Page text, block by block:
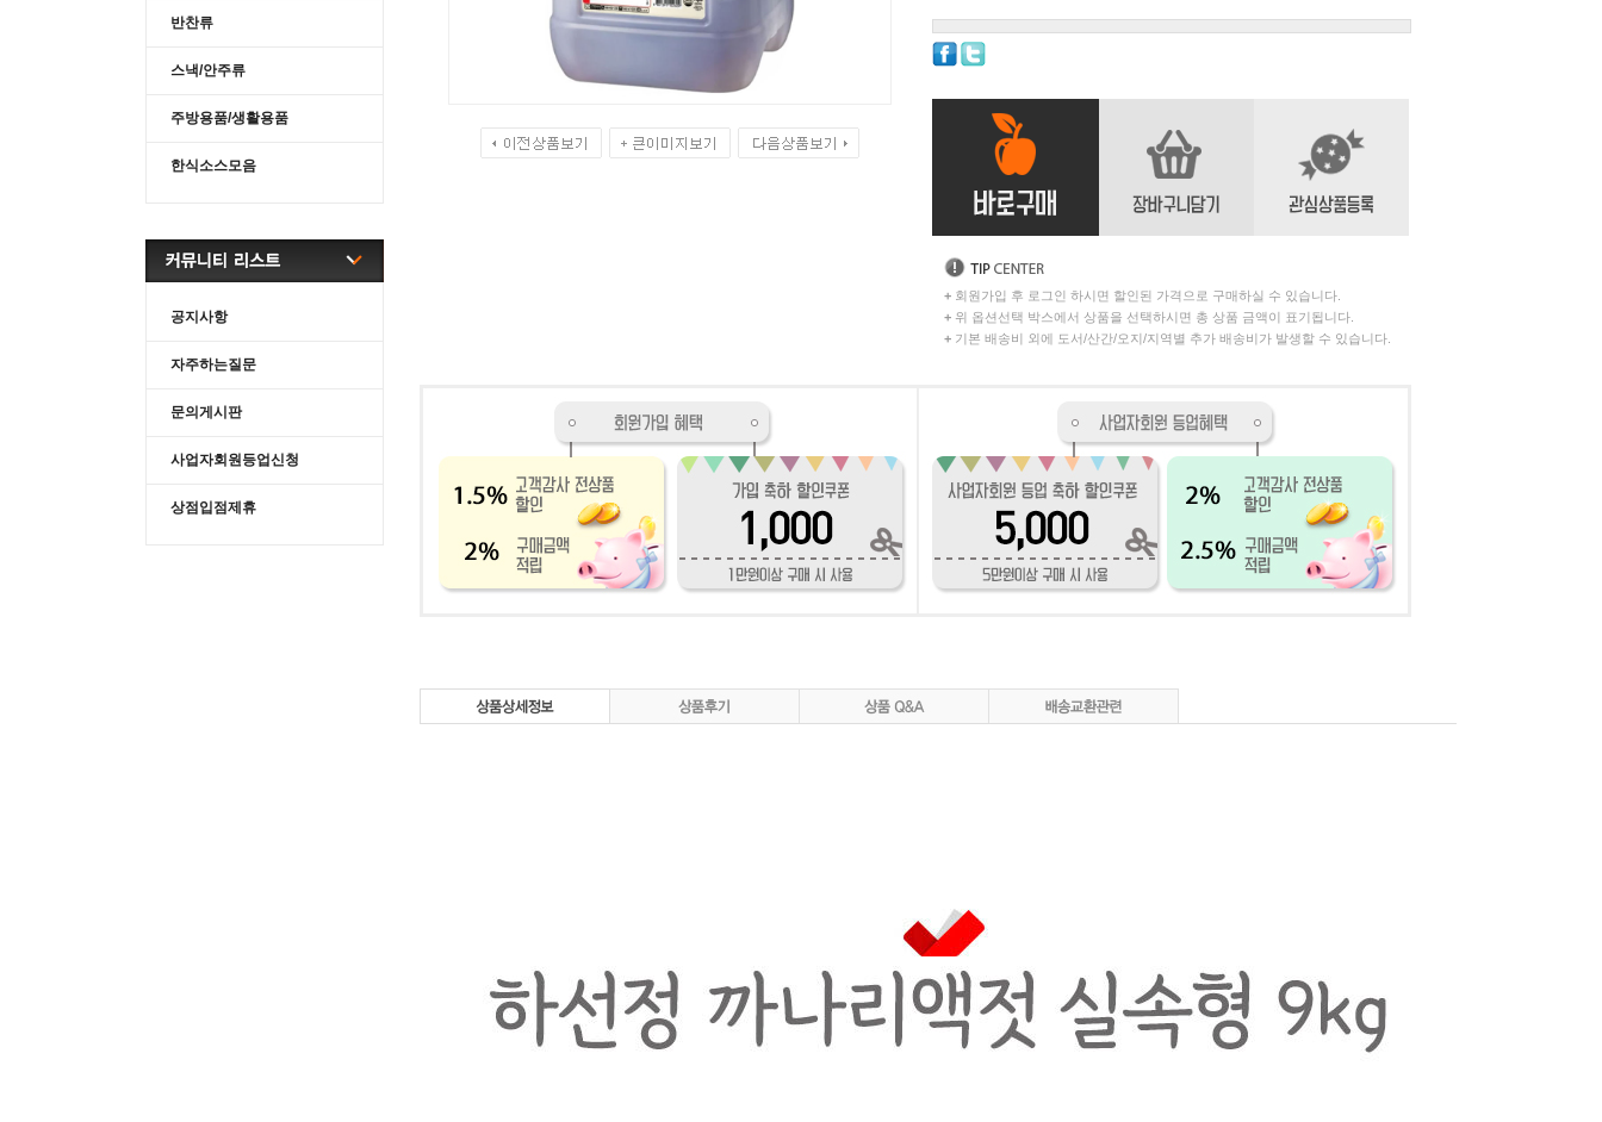
반찬류
스낵/안주류
주방용품/생활용품
한식소스모음
공지사항
자주하는질문
문의게시판
사업자회원등업신청
상점입점제휴
+ 회원가입 후 로그인 하시면 할인된 가격으로 구매하실 수 있습니다.
+ 위 옵션선택 박스에서 상품을 선택하시면 총 상품 금액이 표기됩니다.
+ 기본 배송비 외에 도서/산간/오지/지역별 추가 배송비가 발생할 수 있습니다.